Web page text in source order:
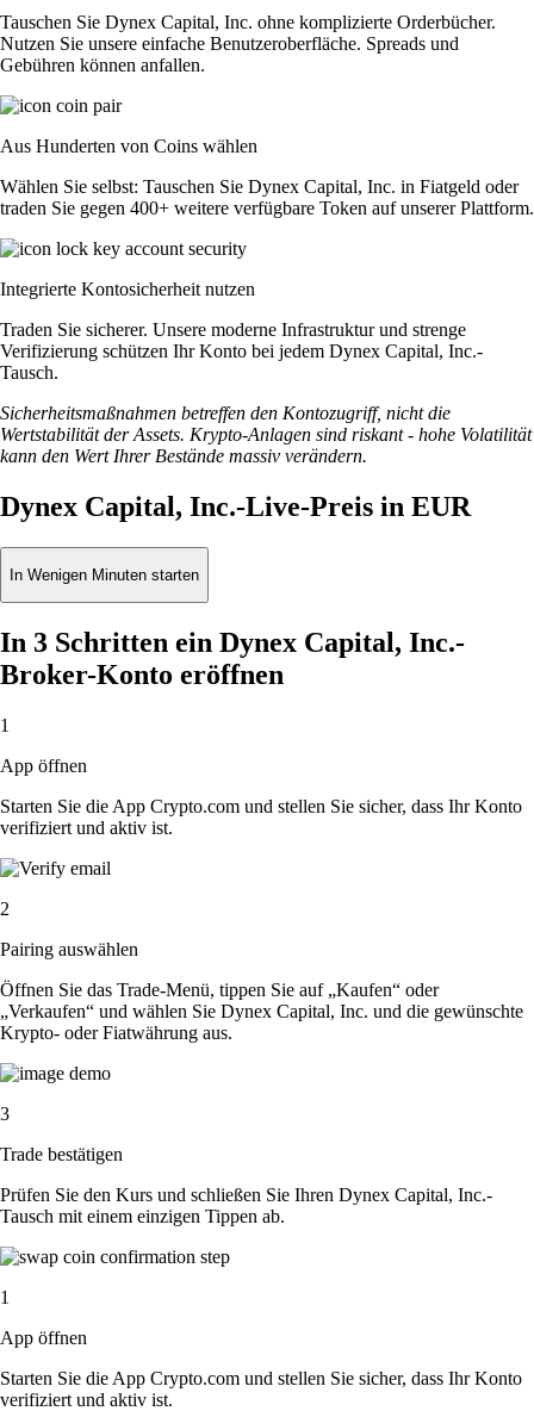
Tauschen Sie Dynex Capital, Inc. ohne komplizierte Orderbücher.
Nutzen Sie unsere einfache Benutzeroberfläche. Spreads und
Gebühren können anfallen.
Aus Hunderten von Coins wählen
Wählen Sie selbst: Tauschen Sie Dynex Capital, Inc. in Fiatgeld oder
traden Sie gegen 400+ weitere verfügbare Token auf unserer Plattform.
Integrierte Kontosicherheit nutzen
Traden Sie sicherer. Unsere moderne Infrastruktur und strenge
Verifizierung schützen Ihr Konto bei jedem Dynex Capital, Inc.-
Tausch.
Sicherheitsmaßnahmen betreffen den Kontozugriff, nicht die
Wertstabilität der Assets. Krypto-Anlagen sind riskant - hohe Volatilität
kann den Wert Ihrer Bestände massiv verändern.
Dynex Capital, Inc.-Live-Preis in EUR
In Wenigen Minuten starten
In 3 Schritten ein Dynex Capital, Inc.-
Broker-Konto eröffnen
1
App öffnen
Starten Sie die App Crypto.com und stellen Sie sicher, dass Ihr Konto
verifiziert und aktiv ist.
2
Pairing auswählen
Öffnen Sie das Trade-Menü, tippen Sie auf „Kaufen“ oder
„Verkaufen“ und wählen Sie Dynex Capital, Inc. und die gewünschte
Krypto- oder Fiatwährung aus.
3
Trade bestätigen
Prüfen Sie den Kurs und schließen Sie Ihren Dynex Capital, Inc.-
Tausch mit einem einzigen Tippen ab.
1
App öffnen
Starten Sie die App Crypto.com und stellen Sie sicher, dass Ihr Konto
verifiziert und aktiv ist.